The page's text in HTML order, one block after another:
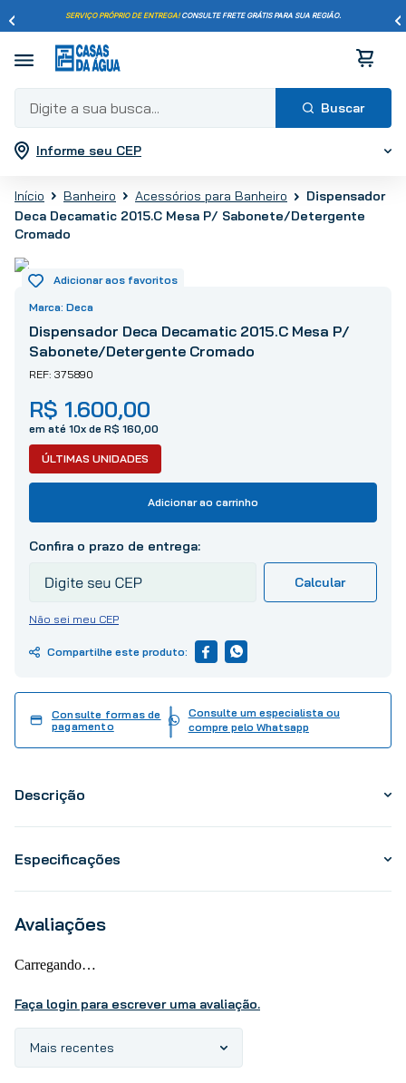
SERVIÇO PRÓPRIO DE ENTREGA!CONSULTE FRETE GRÁTIS PARA SUA REGIÃO.
Digite a sua busca...
Informe seu CEP
Banheiro Acessórios para Banheiro
Dispensador
Deca Decamatic 2015.C Mesa P/ Sabonete/Detergente
Cromado
Deca
Dispensador Deca Decamatic 2015.C Mesa P/
Sabonete/Detergente Cromado
375890
R$ 1.600,00
em até 10x de R$ 160,00
ÚLTIMAS UNIDADES
Adicionar ao carrinho
Não sei meu CEP
Consulte formas de
pagamento
Consulte um especialista ou
compre pelo Whatsapp
Descrição
Especificações
Avaliações
Carregando…
Faça login para escrever uma avaliação.
Mais recentes
Termos mais buscados
º
porcelanato
3º
piso
5
º
vaso sanitário
6º
torneira
7º
chuveiro
8º
cimento
10º tinta